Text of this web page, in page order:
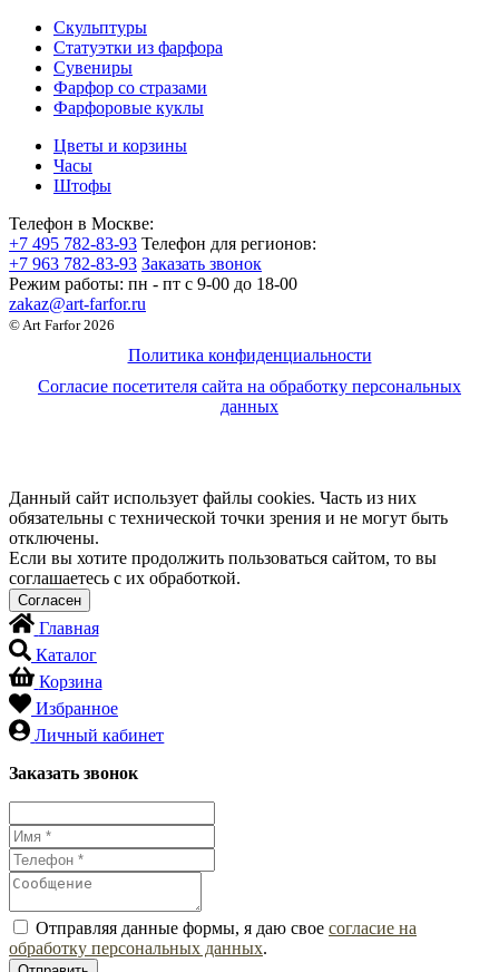
Скульптуры
Статуэтки из фарфора
Сувениры
Фарфор со стразами
Фарфоровые куклы
Цветы и корзины
Часы
Штофы
Телефон в Москве:
+7 495 782-83-93 Телефон для регионов:
+7 963 782-83-93 Заказать звонок
Режим работы: пн - пт c 9-00 до 18-00
zakaz@art-farfor.ru
© Art Farfor 2026
Политика конфиденциальности
Согласие посетителя сайта на обработку персональных
данных
Данный сайт использует файлы cookies. Часть из них
обязательны с технической точки зрения и не могут быть
отключены.
Если вы хотите продолжить пользоваться сайтом, то вы
соглашаетесь с их обработкой.
Главная
Каталог
Корзина
Избранное
Личный кабинет
Заказать звонок
Отправляя данные формы, я даю свое согласие на
обработку персональных данных.